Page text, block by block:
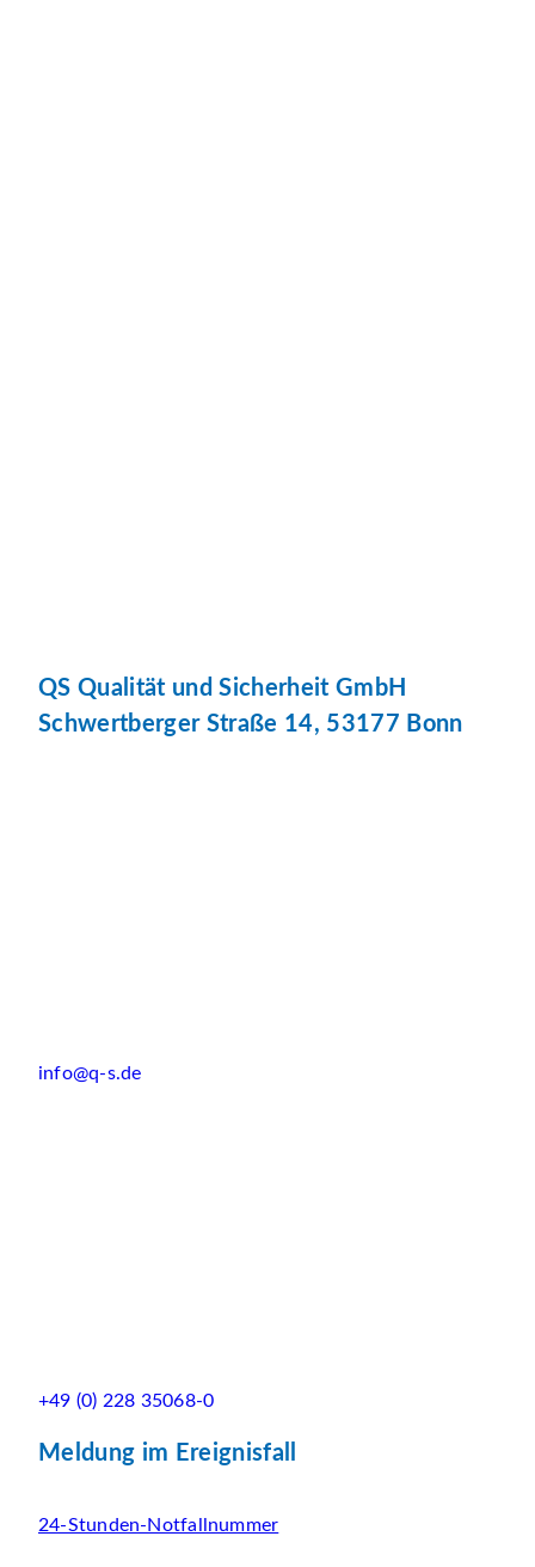
QS Qualität und Sicherheit GmbH
Schwertberger Straße 14, 53177 Bonn
info@q-s.de
+49 (0) 228 35068-0
Meldung im Ereignisfall
24-Stunden-Notfallnummer